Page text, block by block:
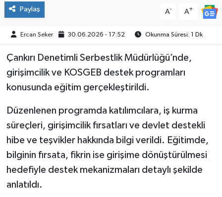
Paylaş A- A+
Ercan Şeker 30.06.2026 - 17:52 Okunma Süresi: 1 Dk
Çankırı Denetimli Serbestlik Müdürlüğü’nde,
girişimcilik ve KOSGEB destek programları
konusunda eğitim gerçekleştirildi.
Düzenlenen programda katılımcılara, iş kurma
süreçleri, girişimcilik fırsatları ve devlet destekli
hibe ve teşvikler hakkında bilgi verildi. Eğitimde,
bilginin fırsata, fikrin ise girişime dönüştürülmesi
hedefiyle destek mekanizmaları detaylı şekilde
anlatıldı.
MAGAZİN
VEFAT
BİLİM&TEKNOLOJİ
TÜRKİYE
DÜNYA